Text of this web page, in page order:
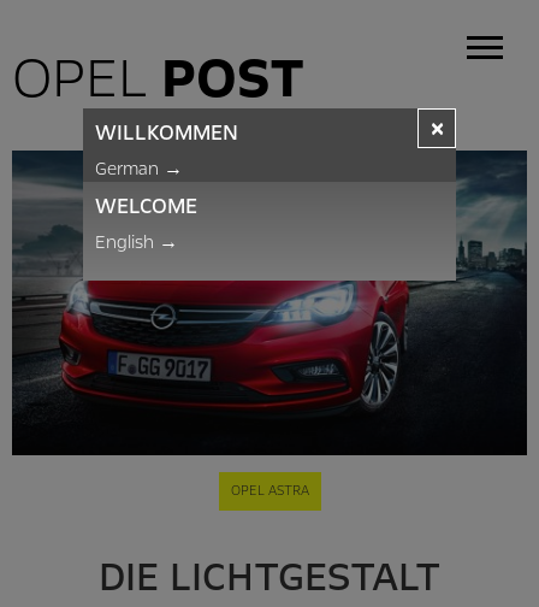
OPEL POST
OPEL ASTRA
DIE LICHTGESTALT
×
WILLKOMMEN
German →
WELCOME
English →